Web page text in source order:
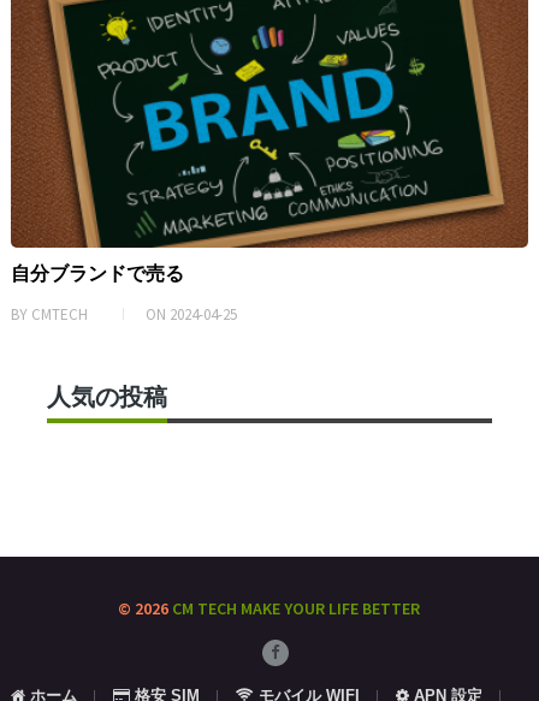
自分ブランドで売る
BY CMTECH ON 2024-04-25
人気の投稿
© 2026 CM TECH MAKE YOUR LIFE BETTER
ホーム 格安 SIM モバイル WIFI APN 設定